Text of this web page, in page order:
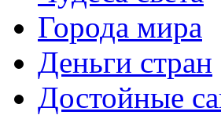
Города мира
Деньги стран
Достойные